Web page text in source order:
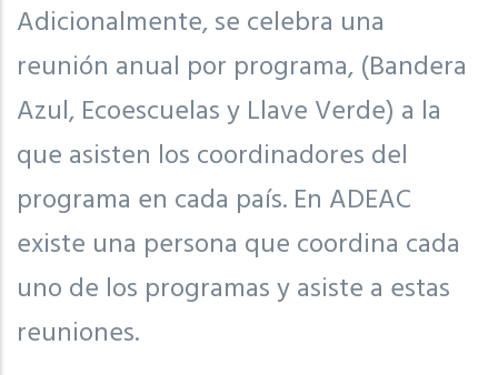
Adicionalmente, se celebra una
reunión anual por programa, (Bandera
Azul, Ecoescuelas y Llave Verde) a la
que asisten los coordinadores del
programa en cada país. En ADEAC
existe una persona que coordina cada
uno de los programas y asiste a estas
reuniones.